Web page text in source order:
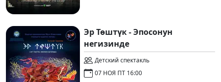
Эр Төштүк - Эпосонун
негизинде
Детский спектакль
07 НОЯ ПТ 16:00